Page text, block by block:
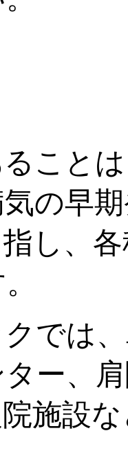
ること
の早
し、
では
ー、
施設